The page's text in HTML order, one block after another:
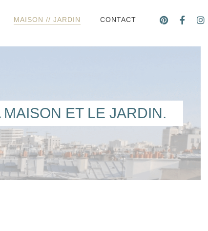
MAISON // JARDIN CONTACT
ET LE JARDIN.